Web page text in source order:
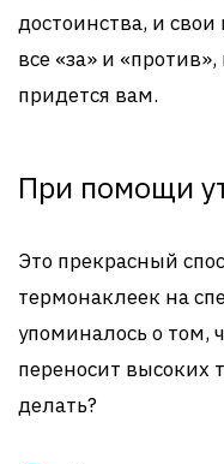
достоинства, и
все «за» и
придется вам.
При помощи
Это прекрасный
термонаклеек на
упоминалось о том,
переносит высоких
делать?